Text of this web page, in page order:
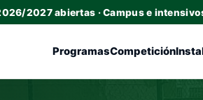
2027 abiertas · Campus e
ProgramasCompetición